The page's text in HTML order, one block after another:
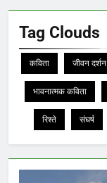
Tag Clouds
कविता जीवन दर्शन
भावनात्मक कविता
रिश्ते संघर्ष